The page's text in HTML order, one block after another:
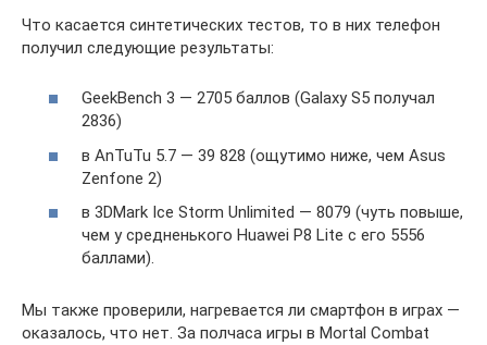
Что касается синтетических тестов, то в них телефон
получил следующие результаты:
GeekBench 3 — 2705 баллов (Galaxy S5 получал
2836)
в AnTuTu 5.7 — 39 828 (ощутимо ниже, чем Asus
Zenfone 2)
в 3DMark Ice Storm Unlimited — 8079 (чуть повыше,
чем у средненького Huawei P8 Lite с его 5556
баллами).
Мы также проверили, нагревается ли смартфон в играх —
оказалось, что нет. За полчаса игры в Mortal Combat